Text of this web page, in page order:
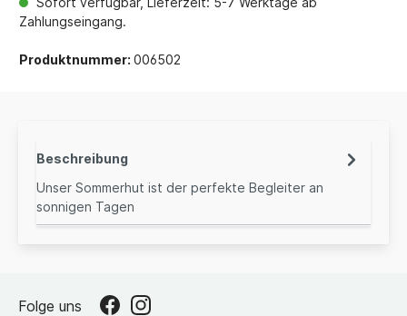
Zahlungseingang.
Produktnummer: 006502
Beschreibung
Unser Sommerhut ist der perfekte Begleiter an
sonnigen Tagen
Folge uns